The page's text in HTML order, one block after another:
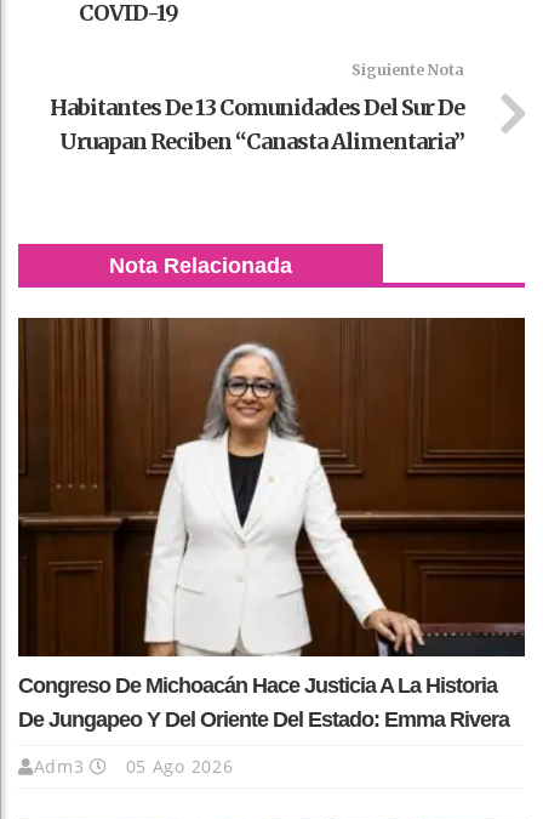
COVID-19
Siguiente Nota
Habitantes De 13 Comunidades Del Sur De
Uruapan Reciben “Canasta Alimentaria”
Nota Relacionada
Congreso De Michoacán Hace Justicia A La Historia
De Jungapeo Y Del Oriente Del Estado: Emma Rivera
Adm3 05 Ago 2026